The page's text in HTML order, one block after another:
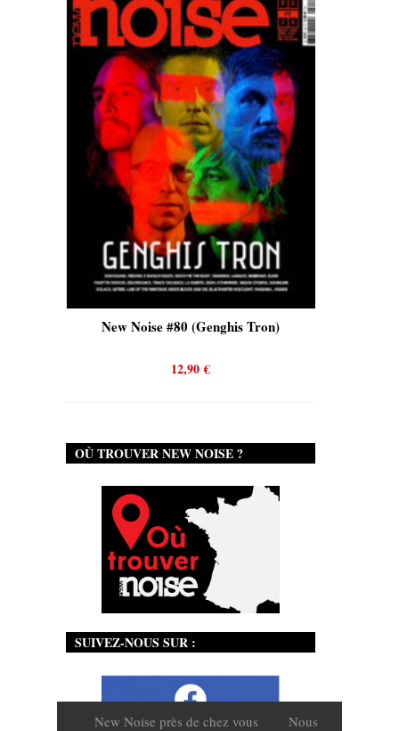
New Noise #80 (Genghis Tron)
OÙ TROUVER NEW NOISE ?
SUIVEZ-NOUS SUR :
New Noise près de chez vous Nous